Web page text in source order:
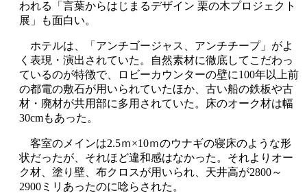
われる「言葉からはじまるデザイン 栗の木プロジェクト
展」も面白い。
ホテルは、「アンチゴージャス、アンチチープ」がよ
く表現・演出されていた。自然素材に徹底してこだわっ
ているのが特徴で、ロビーカウンターの壁に100年以上前
の都電の敷石が用いられていたほか、古い船の鉄板や古
材・廃材が共用部に多用されていた。床のオーク材は幅
30cmもあった。
客室のメインは2.5ｍ×10ｍのウナギの寝床のような形
状だったが、それほど違和感はなかった。それよりオー
ク材、塗り壁、布クロスが用いられ、天井高が2800～
2900ミリあったのに唸らされた。